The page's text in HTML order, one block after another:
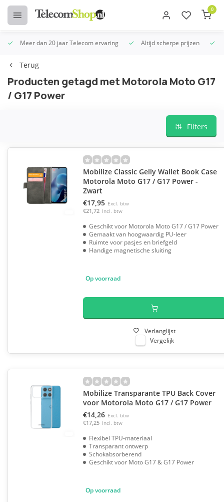
0
Meer dan 20 jaar Telecom ervaring Altijd scherpe prijzen
Terug
Producten getagd met Motorola Moto G17
/ G17 Power
Filters
Mobilize Classic Gelly Wallet Book Case
Motorola Moto G17 / G17 Power -
Zwart
€17,95 Excl. btw
€21,72 Incl. btw
Geschikt voor Motorola Moto G17 / G17 Power
Gemaakt van hoogwaardig PU-leer
Ruimte voor pasjes en briefgeld
Handige magnetische sluiting
Op voorraad
Verlanglijst
Vergelijk
Mobilize Transparante TPU Back Cover
voor Motorola Moto G17 / G17 Power
€14,26 Excl. btw
€17,25 Incl. btw
Flexibel TPU-materiaal
Transparant ontwerp
Schokabsorberend
Geschikt voor Moto G17 & G17 Power
Op voorraad